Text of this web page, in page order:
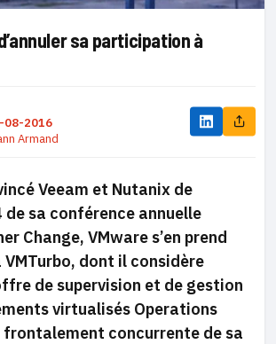
sa participation à
08-2016
Armand
Veeam et Nutanix de
de sa conférence annuelle
Change, VMware s’en prend
dont il considère
de supervision et de gestion
virtualisés Operations
frontalement concurrente de sa